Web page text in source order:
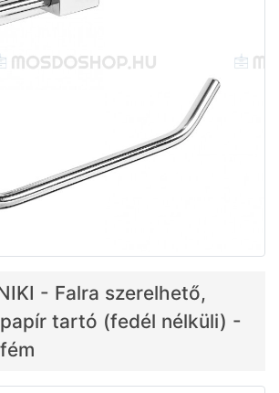
- Falra szerelhető,
tartó (fedél nélküli) -